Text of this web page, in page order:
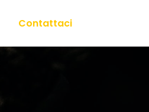
Contattaci